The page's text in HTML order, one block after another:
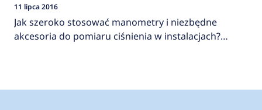
11 lipca 2016
Jak szeroko stosować manometry i niezbędne
akcesoria do pomiaru ciśnienia w instalacjach?